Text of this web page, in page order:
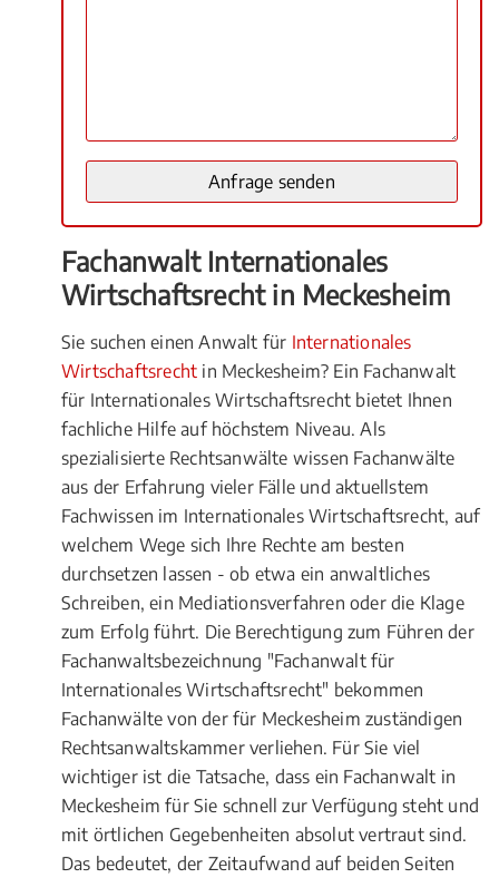
Fachanwalt Internationales
Wirtschaftsrecht in Meckesheim
Sie suchen einen Anwalt für Internationales
Wirtschaftsrecht in Meckesheim? Ein Fachanwalt
für Internationales Wirtschaftsrecht bietet Ihnen
fachliche Hilfe auf höchstem Niveau. Als
spezialisierte Rechtsanwälte wissen Fachanwälte
aus der Erfahrung vieler Fälle und aktuellstem
Fachwissen im Internationales Wirtschaftsrecht, auf
welchem Wege sich Ihre Rechte am besten
durchsetzen lassen - ob etwa ein anwaltliches
Schreiben, ein Mediationsverfahren oder die Klage
zum Erfolg führt. Die Berechtigung zum Führen der
Fachanwaltsbezeichnung "Fachanwalt für
Internationales Wirtschaftsrecht" bekommen
Fachanwälte von der für Meckesheim zuständigen
Rechtsanwaltskammer verliehen. Für Sie viel
wichtiger ist die Tatsache, dass ein Fachanwalt in
Meckesheim für Sie schnell zur Verfügung steht und
mit örtlichen Gegebenheiten absolut vertraut sind.
Das bedeutet, der Zeitaufwand auf beiden Seiten